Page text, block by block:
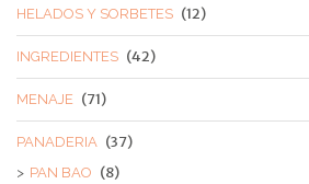
HELADOS Y SORBETES (12)
INGREDIENTES (42)
MENAJE (71)
PANADERIA (37)
PAN BAO (8)